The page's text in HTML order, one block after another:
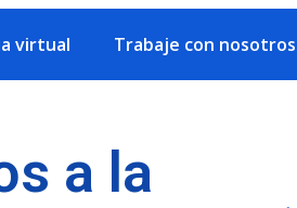
virtual Trabaje con nosotros
a la